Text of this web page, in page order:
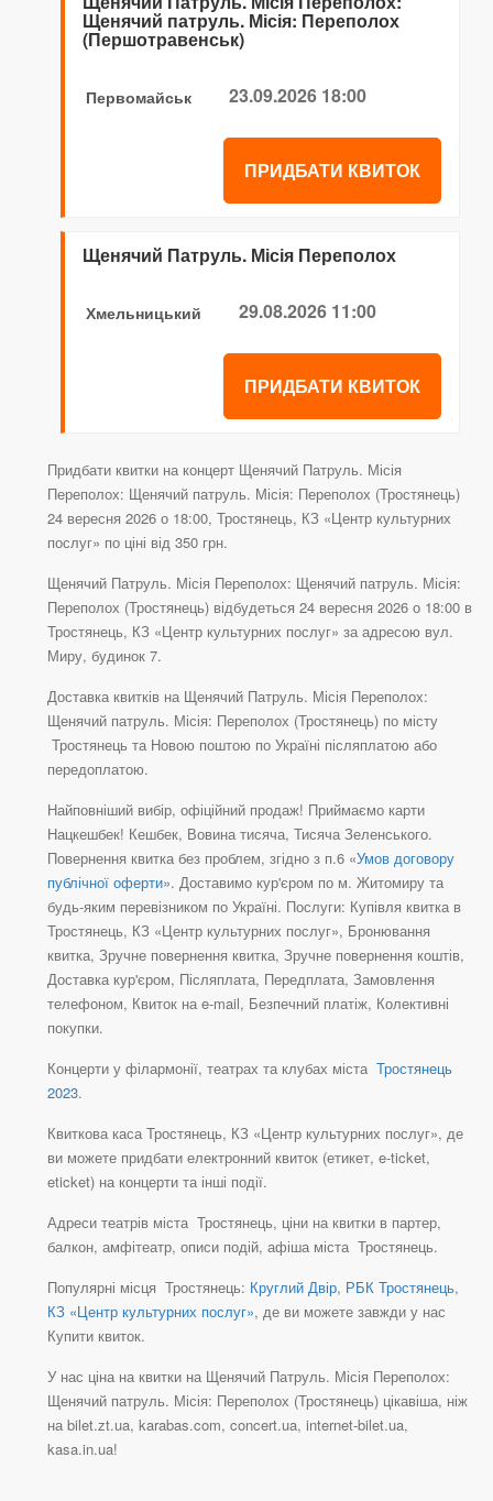
Щенячий патруль. Місія: Переполох
(Першотравенськ)
Первомайськ 23.09.2026 18:00
ПРИДБАТИ КВИТОК
Щенячий Патруль. Місія Переполох
Хмельницький 29.08.2026 11:00
ПРИДБАТИ КВИТОК
Придбати квитки на концерт Щенячий Патруль. Місія
Переполох: Щенячий патруль. Місія: Переполох (Тростянець)
24 вересня 2026 о 18:00, Тростянець, КЗ «Центр культурних
послуг» по ціні від 350 грн.
Щенячий Патруль. Місія Переполох: Щенячий патруль. Місія:
Переполох (Тростянець) відбудеться 24 вересня 2026 о 18:00 в
Тростянець, КЗ «Центр культурних послуг» за адресою вул.
Миру, будинок 7.
Доставка квитків на Щенячий Патруль. Місія Переполох:
Щенячий патруль. Місія: Переполох (Тростянець) по місту
Тростянець та Новою поштою по Україні післяплатою або
передоплатою.
Найповніший вибір, офіційний продаж! Приймаємо карти
Нацкешбек! Кешбек, Вовина тисяча, Тисяча Зеленського.
Повернення квитка без проблем, згідно з п.6 «Умов договору
публічної оферти». Доставимо кур'єром по м. Житомиру та
будь-яким перевізником по Україні. Послуги: Купівля квитка в
Тростянець, КЗ «Центр культурних послуг», Бронювання
квитка, Зручне повернення квитка, Зручне повернення коштів,
Доставка кур'єром, Післяплата, Передплата, Замовлення
телефоном, Квиток на e-mail, Безпечний платіж, Колективні
покупки.
Концерти у філармонії, театрах та клубах міста Тростянець
2023.
Квиткова каса Тростянець, КЗ «Центр культурних послуг», де
ви можете придбати електронний квиток (етикет, e-ticket,
eticket) на концерти та інші події.
Адреси театрів міста Тростянець, ціни на квитки в партер,
балкон, амфітеатр, описи подій, афіша міста Тростянець.
Популярні місця Тростянець: Круглий Двір, РБК Тростянець,
КЗ «Центр культурних послуг», де ви можете завжди у нас
Купити квиток.
У нас ціна на квитки на Щенячий Патруль. Місія Переполох:
Щенячий патруль. Місія: Переполох (Тростянець) цікавіша, ніж
на bilet.zt.ua, karabas.com, concert.ua, internet-bilet.ua,
kasa.in.ua!